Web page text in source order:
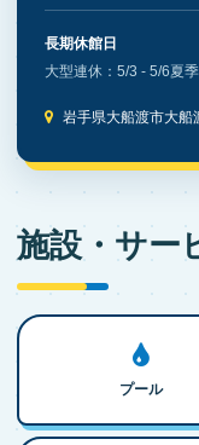
長期休館日
大型連休：5/3 - 5/6夏
岩手県大船渡市大船
施設・サー
プール